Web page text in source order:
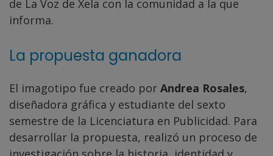
de La Voz de Xela con la comunidad a la que
informa.
La propuesta ganadora
El imagotipo fue creado por Andrea Rosales,
diseñadora gráfica y estudiante del sexto
semestre de la Licenciatura en Publicidad. Para
desarrollar la propuesta, realizó un proceso de